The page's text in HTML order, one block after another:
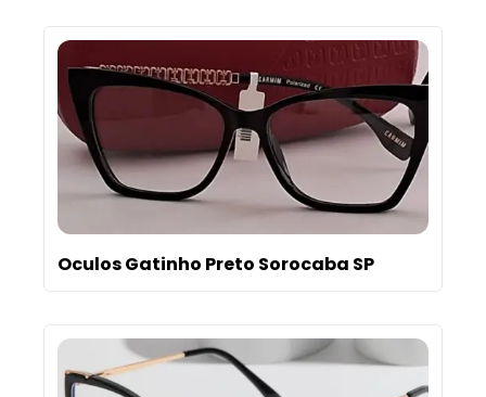
Oculos Gatinho Preto Sorocaba SP